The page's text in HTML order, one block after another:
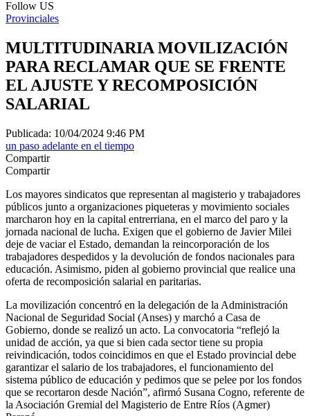
Follow US
Provinciales
MULTITUDINARIA MOVILIZACIÓN
PARA RECLAMAR QUE SE FRENTE
EL AJUSTE Y RECOMPOSICIÓN
SALARIAL
Publicada: 10/04/2024 9:46 PM
un paso adelante en el tiempo
Compartir
Compartir
Los mayores sindicatos que representan al magisterio y trabajadores
públicos junto a organizaciones piqueteras y movimiento sociales
marcharon hoy en la capital entrerriana, en el marco del paro y la
jornada nacional de lucha. Exigen que el gobierno de Javier Milei
deje de vaciar el Estado, demandan la reincorporación de los
trabajadores despedidos y la devolución de fondos nacionales para
educación. Asimismo, piden al gobierno provincial que realice una
oferta de recomposición salarial en paritarias.
La movilización concentró en la delegación de la Administración
Nacional de Seguridad Social (Anses) y marchó a Casa de
Gobierno, donde se realizó un acto. La convocatoria “reflejó la
unidad de acción, ya que si bien cada sector tiene su propia
reivindicación, todos coincidimos en que el Estado provincial debe
garantizar el salario de los trabajadores, el funcionamiento del
sistema público de educación y pedimos que se pelee por los fondos
que se recortaron desde Nación”, afirmó Susana Cogno, referente de
la Asociación Gremial del Magisterio de Entre Ríos (Agmer)